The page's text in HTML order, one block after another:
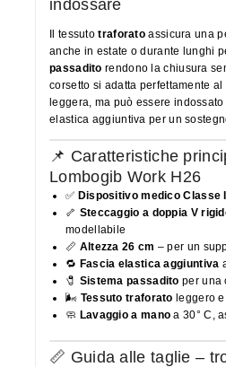
indossare
Il tessutotraforato assicura una
anche in estate o durante lunghi
passadito rendono la chiusura
corsetto si adatta perfettamente
leggera, ma può essere
elastica aggiuntiva per un
📌 Caratteristiche
Lombogib Work H26
✅ Dispositivo medico Classe I
🦴 Steccaggio a doppia V
modellabile
📏 Altezza 26 cm – per un
🔁 Fascia elastica aggiuntiva
🧷 Sistema passadito per una
🌬 Tessuto traforato leggero
🧼 Lavaggio a mano a 30° C,
📏 Guida alle taglie –